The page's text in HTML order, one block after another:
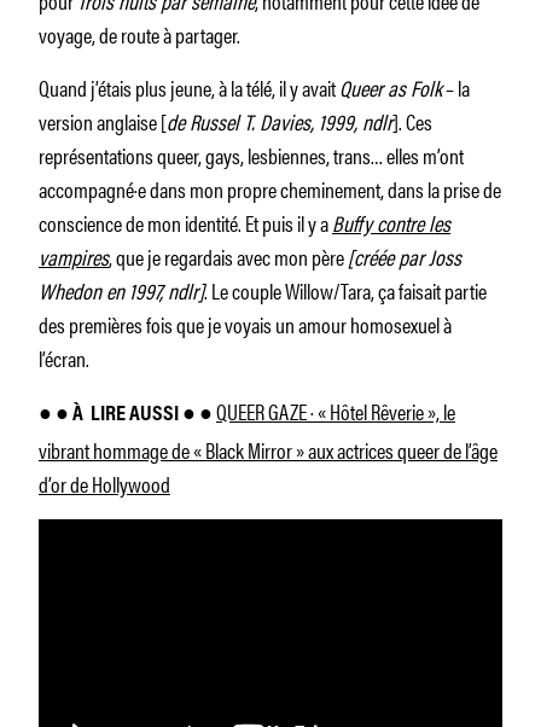
voyage, de route à partager.
Quand j’étais plus jeune, à la télé, il y avaitQueer as Folk– la
version anglaise [de Russel T. Davies, 1999, ndlr]. Ces
représentations queer, gays, lesbiennes, trans… elles m’ont
accompagné·e dans mon propre cheminement, dans la prise de
conscience de mon identité. Et puis il y aBuffy contre les
vampires, que je regardais avec mon père[créée par Joss
Whedon en 1997, ndlr]. Le couple Willow/Tara, ça faisait partie
des premières fois que je voyais un amour homosexuel à
l’écran.
● ● À LIRE AUSSI ● ● QUEER GAZE · « Hôtel Rêverie », le
vibrant hommage de « Black Mirror » aux actrices queer de l’âge
d’or de Hollywood